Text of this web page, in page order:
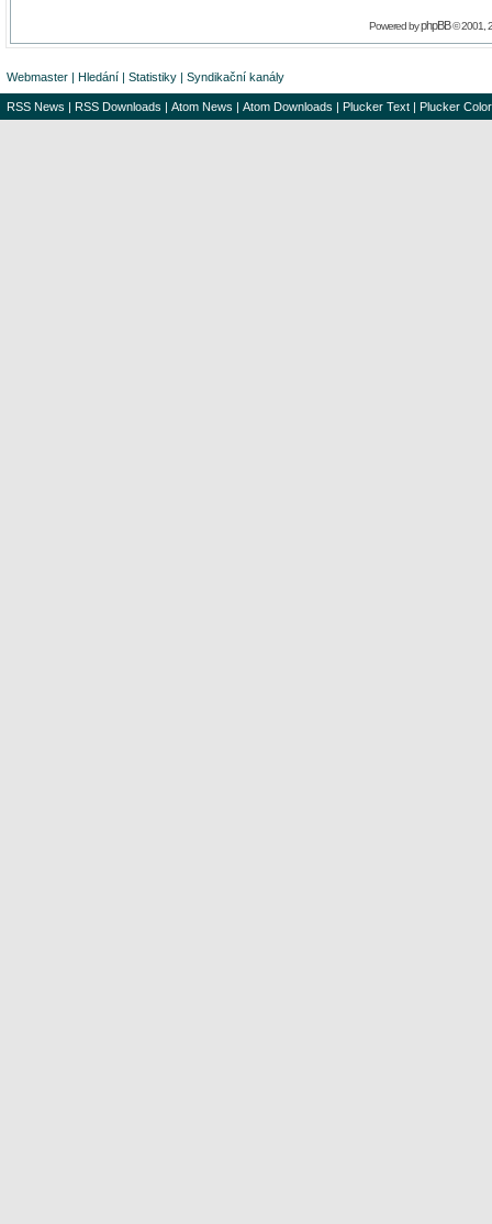
Powered byphpBB© 2001,
Webmaster | Hledání | Statistiky | Syndikační kanály
RSS News | RSS Downloads | Atom News | Atom Downloads | Plucker Text | Plucker Color